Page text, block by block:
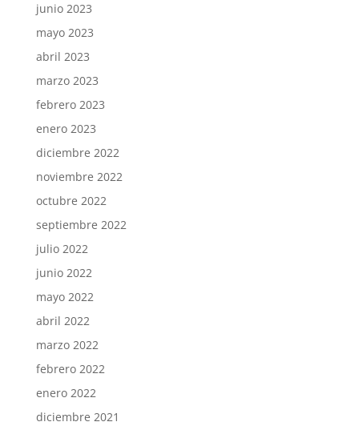
junio 2023
mayo 2023
abril 2023
marzo 2023
febrero 2023
enero 2023
diciembre 2022
noviembre 2022
octubre 2022
septiembre 2022
julio 2022
junio 2022
mayo 2022
abril 2022
marzo 2022
febrero 2022
enero 2022
diciembre 2021